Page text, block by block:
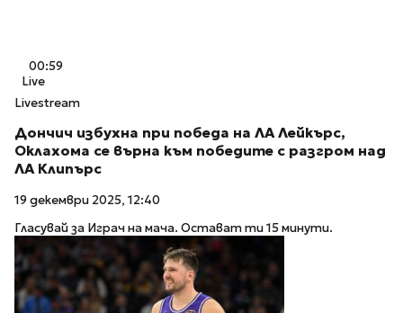
00:59
Live
Livestream
Дончич избухна при победа на ЛА Лейкърс,
Оклахома се върна към победите с разгром над
ЛА Клипърс
19 декември 2025, 12:40
Гласувай за Играч на мача. Остават ти 15 минути.